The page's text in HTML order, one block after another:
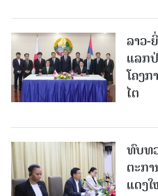
ລາວ-
ແລກ
ໂຄງ
ໄຕ
ທົບທ
ຕະກ
ແດງ